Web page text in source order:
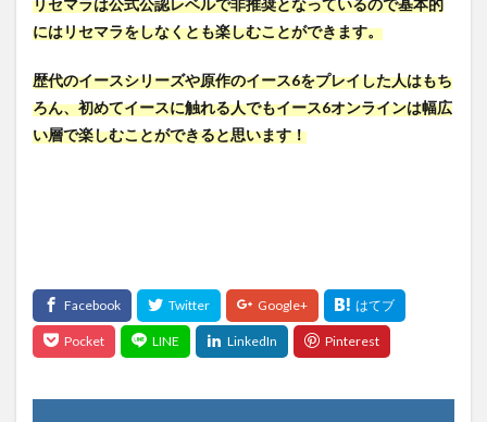
リセマラは公式公認レベルで非推奨となっているので基本的
にはリセマラをしなくとも楽しむことができます。
歴代のイースシリーズや原作のイース6をプレイした人はもち
ろん、初めてイースに触れる人でもイース6オンラインは幅広
い層で楽しむことができると思います！